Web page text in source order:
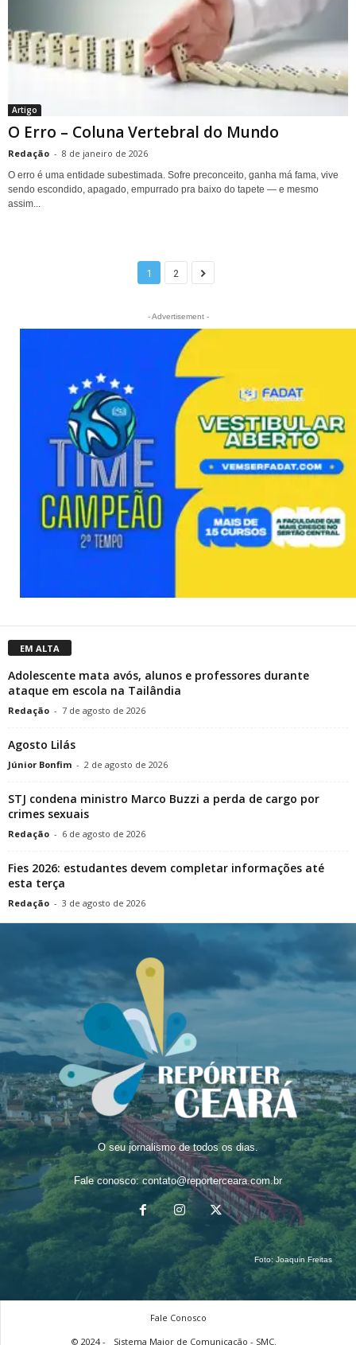
Artigo
O Erro – Coluna Vertebral do Mundo
Redação - 8 de janeiro de 2026
O erro é uma entidade subestimada. Sofre preconceito, ganha má fama, vive
sendo escondido, apagado, empurrado pra baixo do tapete — e mesmo
assim...
1 2
- Advertisement -
EM ALTA
Adolescente mata avós, alunos e professores durante
ataque em escola na Tailândia
Redação - 7 de agosto de 2026
Agosto Lilás
Júnior Bonfim - 2 de agosto de 2026
STJ condena ministro Marco Buzzi a perda de cargo por
crimes sexuais
Redação - 6 de agosto de 2026
Fies 2026: estudantes devem completar informações até
esta terça
Redação - 3 de agosto de 2026
O seu jornalismo de todos os dias.
Fale conosco: contato@reporterceara.com.br
Foto: Joaquin Freitas
Fale Conosco
© 2024 -
Sistema Maior de Comunicação - SMC.